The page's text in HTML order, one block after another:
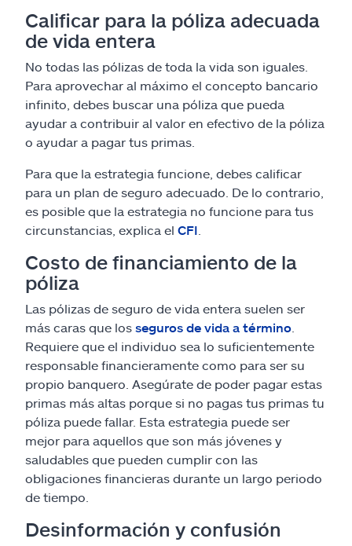
Calificar para la póliza adecuada
de vida entera
No todas las pólizas de toda la vida son iguales.
Para aprovechar al máximo el concepto bancario
infinito, debes buscar una póliza que pueda
ayudar a contribuir al valor en efectivo de la póliza
o ayudar a pagar tus primas.
Para que la estrategia funcione, debes calificar
para un plan de seguro adecuado. De lo contrario,
es posible que la estrategia no funcione para tus
circunstancias, explica el CFI
Costo de financiamiento de la
póliza
Las pólizas de seguro de vida entera suelen ser
más caras que los seguros de vida a término
Requiere que el individuo sea lo suficientemente
responsable financieramente como para ser su
propio banquero. Asegúrate de poder pagar estas
primas más altas porque si no pagas tus primas tu
póliza puede fallar. Esta estrategia puede ser
mejor para aquellos que son más jóvenes y
saludables que pueden cumplir con las
obligaciones financieras durante un largo periodo
de tiempo.
Desinformación y confusión